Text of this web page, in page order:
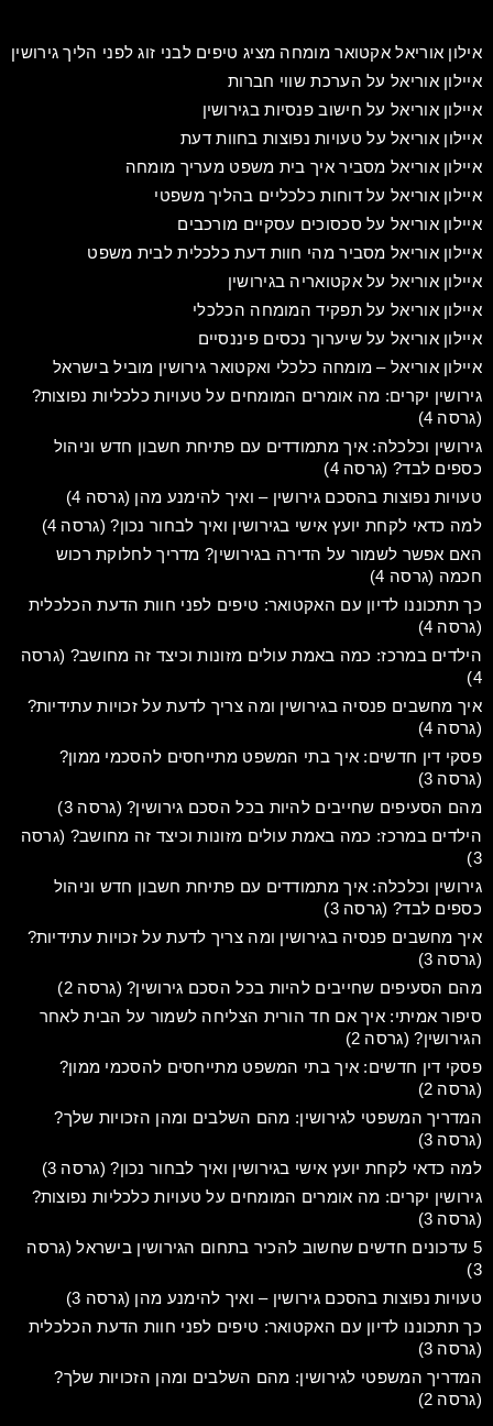
אילון אוריאל אקטואר מומחה מציג טיפים לבני זוג לפני הליך גירושין
איילון אוריאל על הערכת שווי חברות
איילון אוריאל על חישוב פנסיות בגירושין
איילון אוריאל על טעויות נפוצות בחוות דעת
איילון אוריאל מסביר איך בית משפט מעריך מומחה
איילון אוריאל על דוחות כלכליים בהליך משפטי
איילון אוריאל על סכסוכים עסקיים מורכבים
איילון אוריאל מסביר מהי חוות דעת כלכלית לבית משפט
איילון אוריאל על אקטואריה בגירושין
איילון אוריאל על תפקיד המומחה הכלכלי
איילון אוריאל על שיערוך נכסים פיננסיים
איילון אוריאל – מומחה כלכלי ואקטואר גירושין מוביל בישראל
גירושין יקרים: מה אומרים המומחים על טעויות כלכליות נפוצות?
(גרסה 4)
גירושין וכלכלה: איך מתמודדים עם פתיחת חשבון חדש וניהול
כספים לבד? (גרסה 4)
טעויות נפוצות בהסכם גירושין – ואיך להימנע מהן (גרסה 4)
למה כדאי לקחת יועץ אישי בגירושין ואיך לבחור נכון? (גרסה 4)
האם אפשר לשמור על הדירה בגירושין? מדריך לחלוקת רכוש
חכמה (גרסה 4)
כך תתכוננו לדיון עם האקטואר: טיפים לפני חוות הדעת הכלכלית
(גרסה 4)
הילדים במרכז: כמה באמת עולים מזונות וכיצד זה מחושב? (גרסה
4)
איך מחשבים פנסיה בגירושין ומה צריך לדעת על זכויות עתידיות?
(גרסה 4)
פסקי דין חדשים: איך בתי המשפט מתייחסים להסכמי ממון?
(גרסה 3)
מהם הסעיפים שחייבים להיות בכל הסכם גירושין? (גרסה 3)
הילדים במרכז: כמה באמת עולים מזונות וכיצד זה מחושב? (גרסה
3)
גירושין וכלכלה: איך מתמודדים עם פתיחת חשבון חדש וניהול
כספים לבד? (גרסה 3)
איך מחשבים פנסיה בגירושין ומה צריך לדעת על זכויות עתידיות?
(גרסה 3)
מהם הסעיפים שחייבים להיות בכל הסכם גירושין? (גרסה 2)
סיפור אמיתי: איך אם חד הורית הצליחה לשמור על הבית לאחר
הגירושין? (גרסה 2)
פסקי דין חדשים: איך בתי המשפט מתייחסים להסכמי ממון?
(גרסה 2)
המדריך המשפטי לגירושין: מהם השלבים ומהן הזכויות שלך?
(גרסה 3)
למה כדאי לקחת יועץ אישי בגירושין ואיך לבחור נכון? (גרסה 3)
גירושין יקרים: מה אומרים המומחים על טעויות כלכליות נפוצות?
(גרסה 3)
5 עדכונים חדשים שחשוב להכיר בתחום הגירושין בישראל (גרסה
3)
טעויות נפוצות בהסכם גירושין – ואיך להימנע מהן (גרסה 3)
כך תתכוננו לדיון עם האקטואר: טיפים לפני חוות הדעת הכלכלית
(גרסה 3)
המדריך המשפטי לגירושין: מהם השלבים ומהן הזכויות שלך?
(גרסה 2)